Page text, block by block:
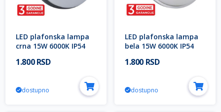
LED plafonska lampa
crna 15W 6000K IP54
1.800 RSD
dostupno
LED plafonska lampa
bela 15W 6000K IP54
1.800 RSD
dostupno